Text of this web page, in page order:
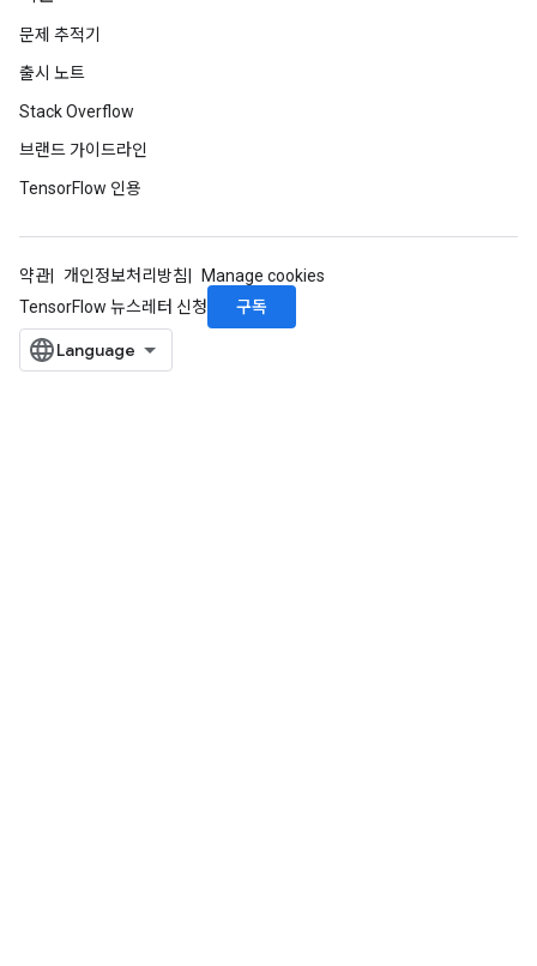
문제 추적기
출시 노트
Stack Overflow
브랜드 가이드라인
TensorFlow 인용
약관 개인정보처리방침
Manage cookies
TensorFlow 뉴스레터 신청
구독